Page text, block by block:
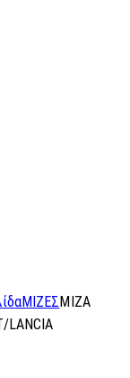
ΜΙΖΕΣ MIZA
LANCIA